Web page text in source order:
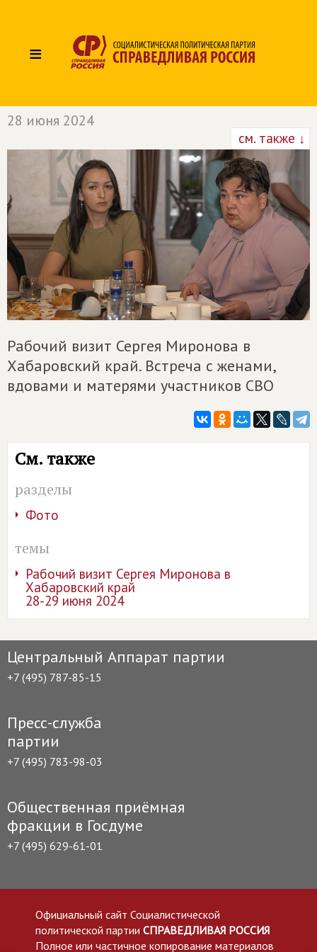
≡
28 июня 2024
см. также ↓
Рабочий визит Сергея Миронова в
Хабаровский край. Встреча с женами,
вдовами и матерями участников СВО
См. также
разделы
Фото
темы
Рабочий визит Сергея Миронова в
Хабаровский край
28-29 июня 2024
Центральный Аппарат партии
+7 (495) 787-85-15
Пресс-служба
партии
+7 (495) 783-98-03
Общественная приёмная
фракции в Госдуме
+7 (495) 629-61-01
Официальный сайт Социалистической
политической партии СПРАВЕДЛИВАЯ РОССИЯ
Полное или частичное копирование материалов